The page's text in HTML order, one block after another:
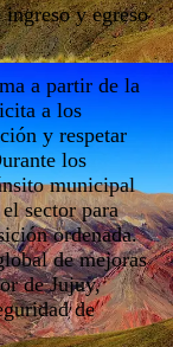
y egreso
a partir de la
a los
y respetar
los
municipal
sector para
ordenada.
de mejoras
de Jujuy,
de